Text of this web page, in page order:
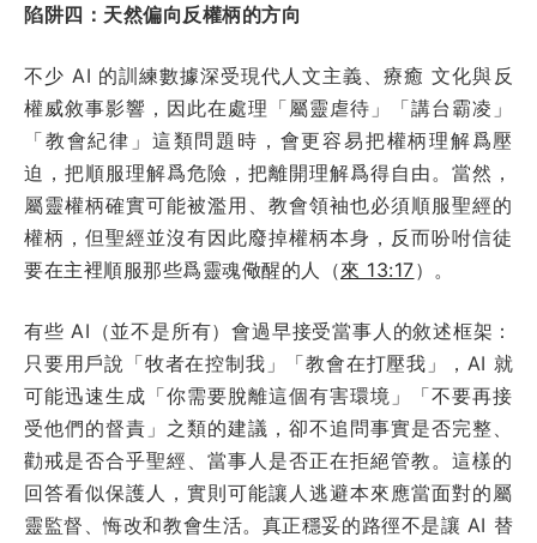
陷阱四：天然偏向反權柄的方向
不少 AI 的訓練數據深受現代人文主義、療癒 文化與反
權威敘事影響，因此在處理「屬靈虐待」「講台霸凌」
「教會紀律」這類問題時，會更容易把權柄理解爲壓
迫，把順服理解爲危險，把離開理解爲得自由。當然，
屬靈權柄確實可能被濫用、教會領袖也必須順服聖經的
權柄，但聖經並沒有因此廢掉權柄本身，反而吩咐信徒
要在主裡順服那些爲靈魂儆醒的人（來 13:17）。
有些 AI（並不是所有）會過早接受當事人的敘述框架：
只要用戶說「牧者在控制我」「教會在打壓我」，AI 就
可能迅速生成「你需要脫離這個有害環境」「不要再接
受他們的督責」之類的建議，卻不追問事實是否完整、
勸戒是否合乎聖經、當事人是否正在拒絕管教。這樣的
回答看似保護人，實則可能讓人逃避本來應當面對的屬
靈監督、悔改和教會生活。真正穩妥的路徑不是讓 AI 替